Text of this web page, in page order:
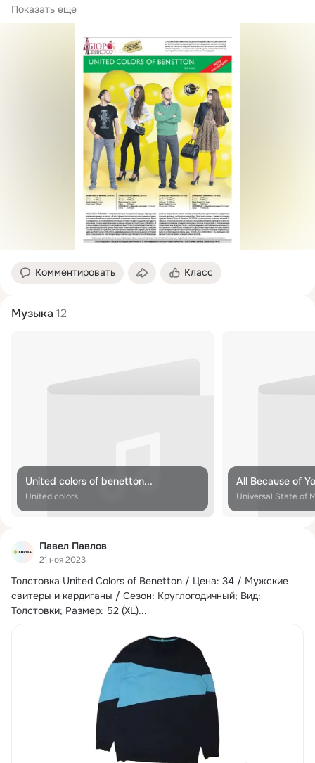
одежды. Вещи, представленные в магазине...
Показать еще
Комментировать Класс
Музыка 12
United colors of benetton...
United colors
All Because of
Universal State of
Павел Павлов
21 ноя 2023
Толстовка United Colors of Benetton / Цена: 34 / Мужские
свитеры и кардиганы / Сезон: Круглогодичный; Вид:
Толстовки; Размер: 52 (XL)...